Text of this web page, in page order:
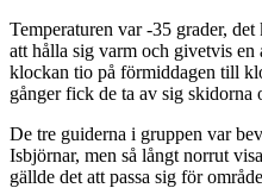
Temperaturen var -35 grader,
att hålla sig varm och givetvis en
klockan tio på förmiddagen till
gånger fick de ta av sig
De tre guiderna i gruppen var
Isbjörnar, men så långt norrut
gällde det att passa sig för